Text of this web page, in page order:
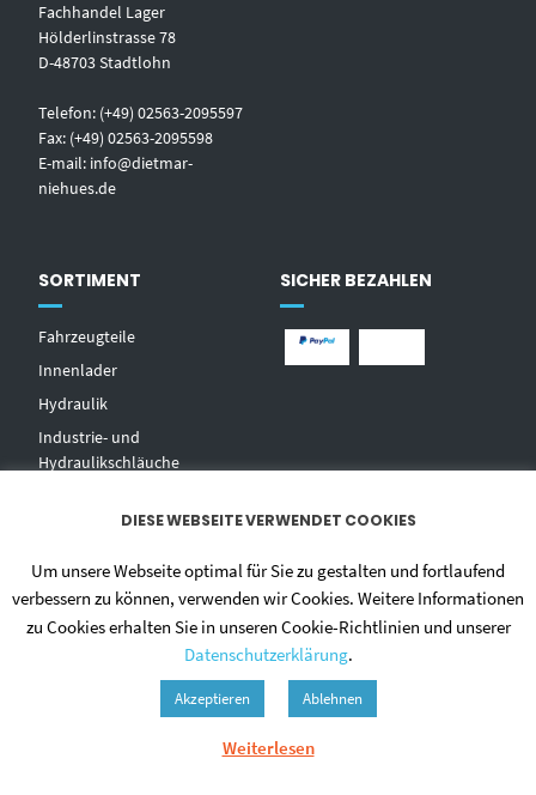
Fachhandel Lager
Hölderlinstrasse 78
D-48703 Stadtlohn
Telefon: (+49) 02563-2095597
Fax: (+49) 02563-2095598
E-mail: info@dietmar-
niehues.de
SORTIMENT
Fahrzeugteile
Innenlader
Hydraulik
Industrie- und
Hydraulikschläuche
Zentralschmierungen
Hochdruckwaschgeräte und
SICHER BEZAHLEN
DIESE WEBSEITE VERWENDET COOKIES
Um unsere Webseite optimal für Sie zu gestalten und fortlaufend
verbessern zu können, verwenden wir Cookies. Weitere Informationen
zu Cookies erhalten Sie in unseren Cookie-Richtlinien und unserer
Datenschutzerklärung.
Akzeptieren Ablehnen
Weiterlesen